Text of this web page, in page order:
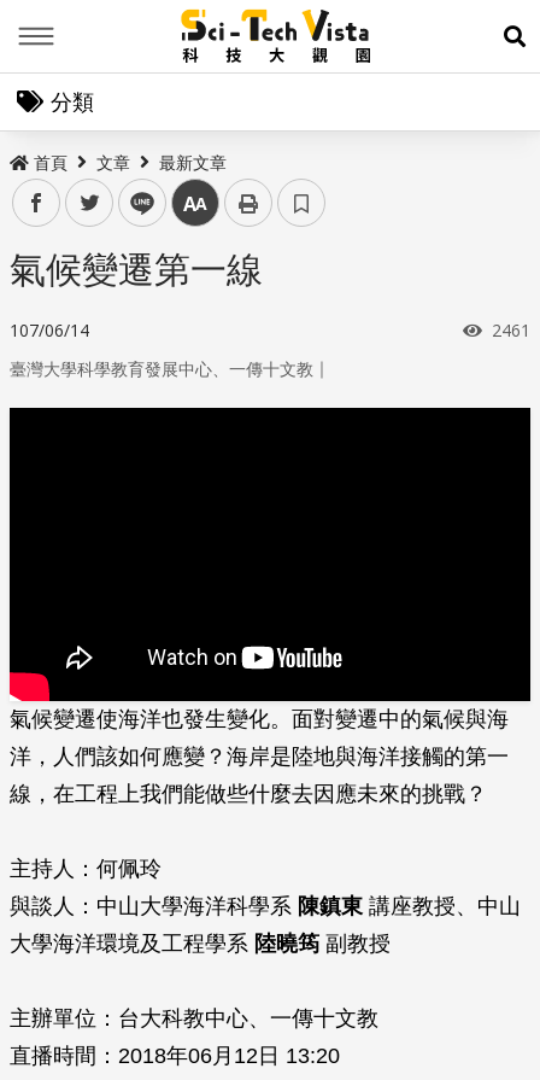
展
分類
首頁 文章 最新文章
facebooktwitter line 中
氣候變遷第一線
107/06/14 瀏覽
2461
臺灣大學科學教育發展中心、一傳十文教 ｜
氣候變遷使海洋也發生變化。面對變遷中的氣候與海
洋，人們該如何應變？海岸是陸地與海洋接觸的第一
線，在工程上我們能做些什麼去因應未來的挑戰？
主持人：何佩玲
與談人：中山大學海洋科學系 陳鎮東講座教授、中山
大學海洋環境及工程學系 陸曉筠 副教授
主辦單位：台大科教中心、一傳十文教
直播時間：2018年06月12日 13:20